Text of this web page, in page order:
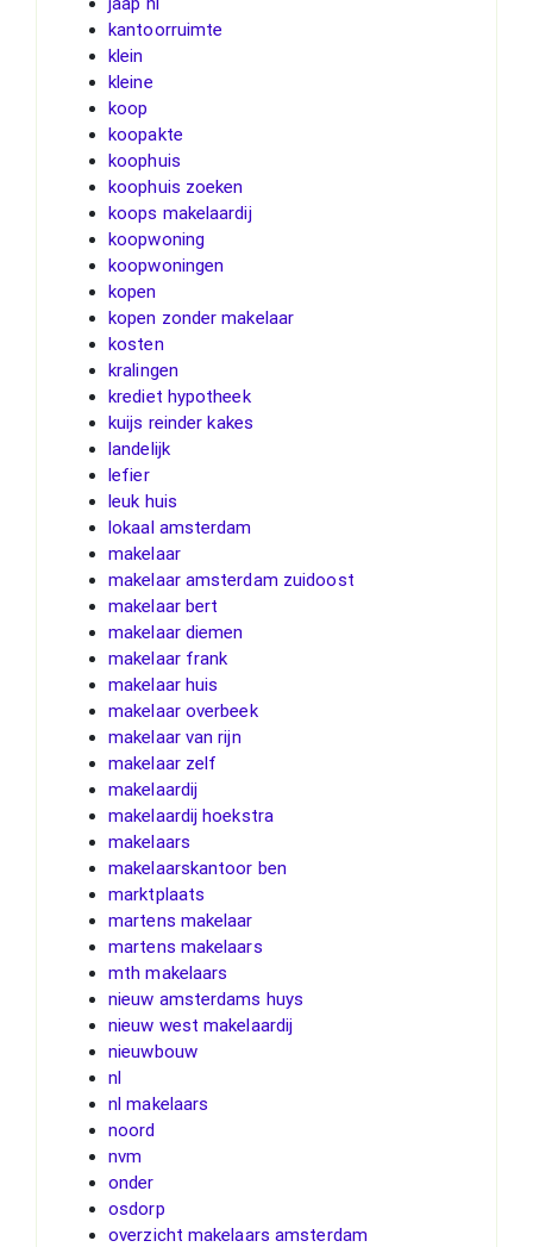
kantoorruimte
klein
kleine
koop
koopakte
koophuis
koophuis zoeken
koops makelaardij
koopwoning
koopwoningen
kopen
kopen zonder makelaar
kosten
kralingen
krediet hypotheek
kuijs reinder kakes
landelijk
lefier
leuk huis
lokaal amsterdam
makelaar
makelaar amsterdam zuidoost
makelaar bert
makelaar diemen
makelaar frank
makelaar huis
makelaar overbeek
makelaar van rijn
makelaar zelf
makelaardij
makelaardij hoekstra
makelaars
makelaarskantoor ben
marktplaats
martens makelaar
martens makelaars
mth makelaars
nieuw amsterdams huys
nieuw west makelaardij
nieuwbouw
nl
nl makelaars
noord
nvm
onder
osdorp
overzicht makelaars amsterdam